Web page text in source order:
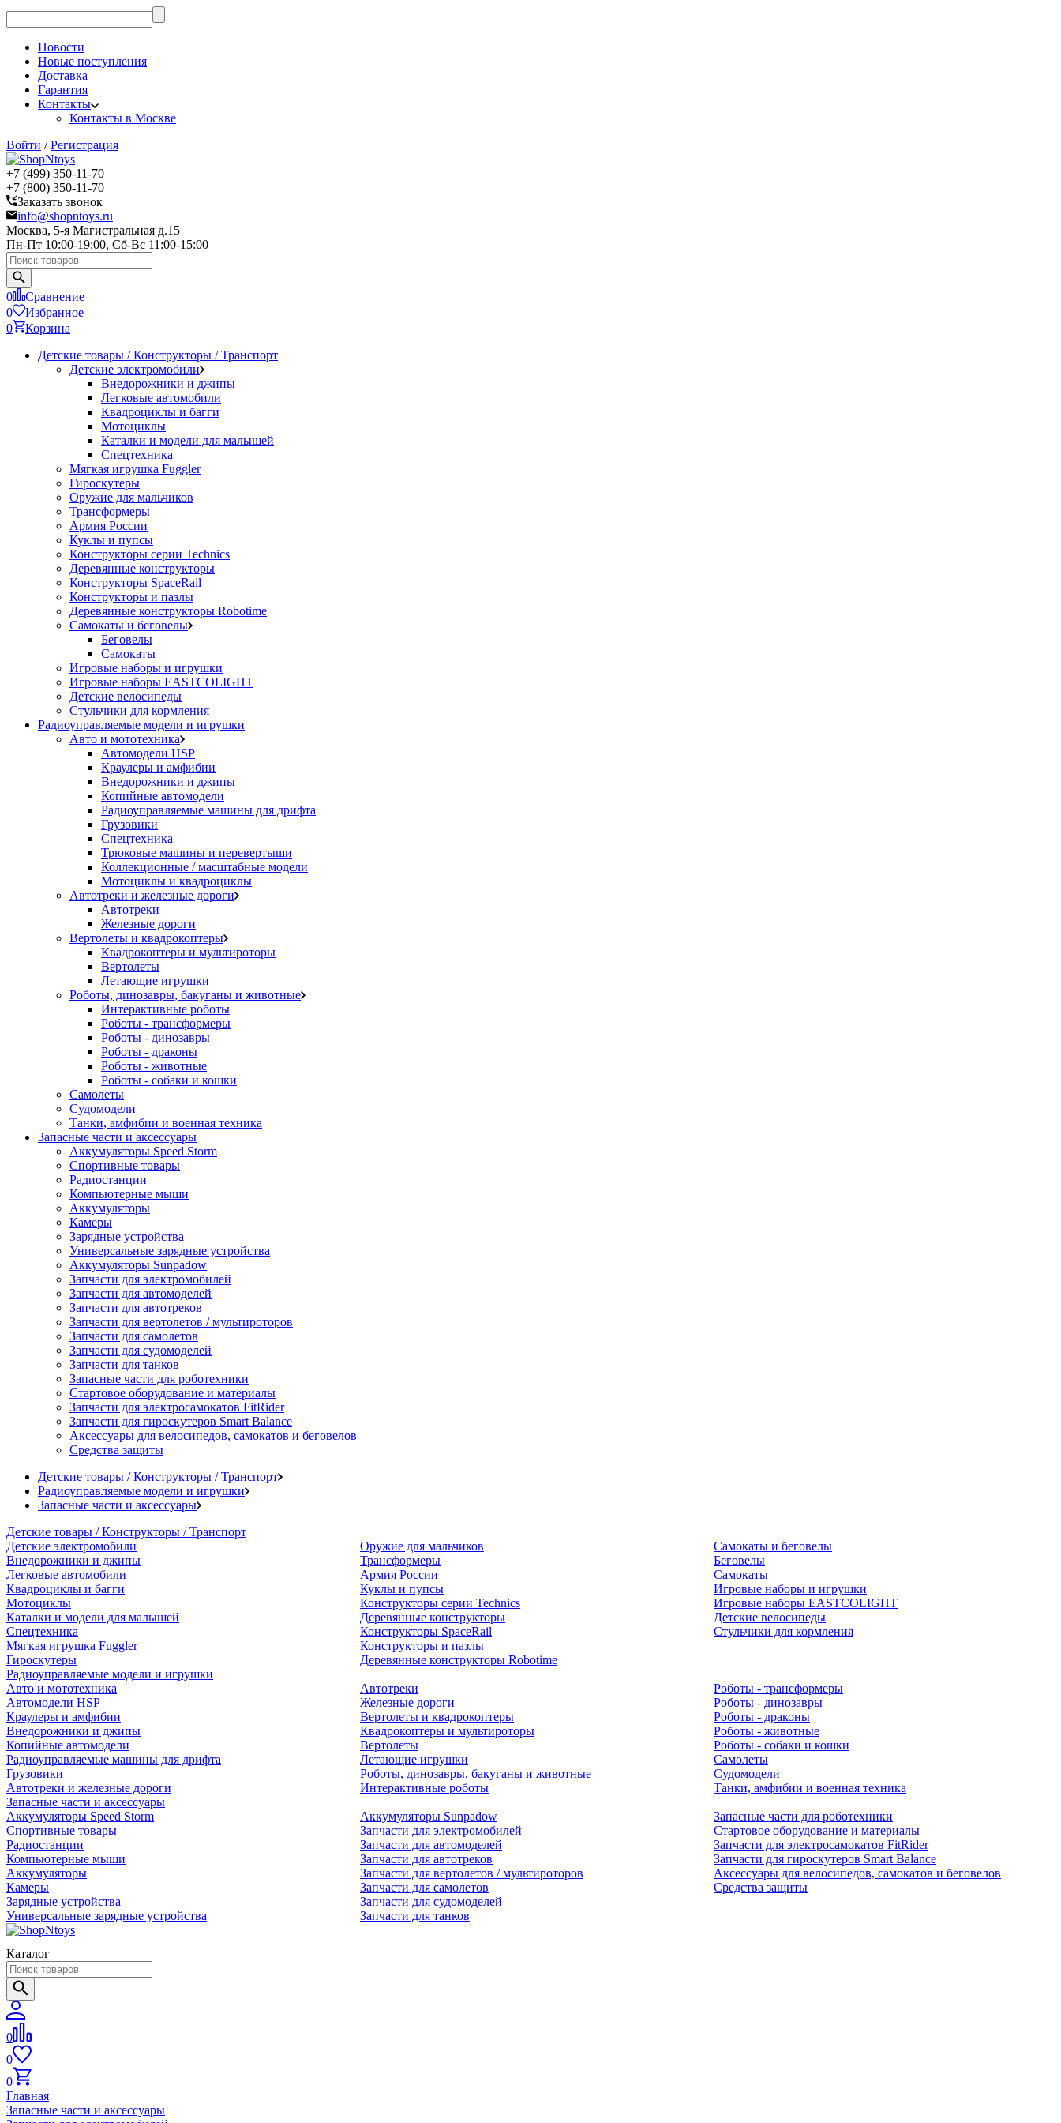
Новости
Новые поступления
Доставка
Гарантия
Контакты
Контакты в Москве
Войти /Регистрация
+7 (499) 350-11-70
+7 (800) 350-11-70
Заказать звонок
info@shopntoys.ru
Москва, 5-я Магистральная д.15
Пн-Пт 10:00-19:00, Сб-Вс 11:00-15:00
0
Сравнение
0
Избранное
0
Корзина
Детские товары / Конструкторы / Транспорт
Детские электромобили
Внедорожники и джипы
Легковые автомобили
Квадроциклы и багги
Мотоциклы
Каталки и модели для малышей
Спецтехника
Мягкая игрушка Fuggler
Гироскутеры
Оружие для мальчиков
Трансформеры
Армия России
Куклы и пупсы
Конструкторы серии Technics
Деревянные конструкторы
Конструкторы SpaceRail
Конструкторы и пазлы
Деревянные конструкторы Robotime
Самокаты и беговелы
Беговелы
Самокаты
Игровые наборы и игрушки
Игровые наборы EASTCOLIGHT
Детские велосипеды
Стульчики для кормления
Радиоуправляемые модели и игрушки
Авто и мототехника
Автомодели HSP
Краулеры и амфибии
Внедорожники и джипы
Копийные автомодели
Радиоуправляемые машины для дрифта
Грузовики
Спецтехника
Трюковые машины и перевертыши
Коллекционные / масштабные модели
Мотоциклы и квадроциклы
Автотреки и железные дороги
Автотреки
Железные дороги
Вертолеты и квадрокоптеры
Квадрокоптеры и мультироторы
Вертолеты
Летающие игрушки
Роботы, динозавры, бакуганы и животные
Интерактивные роботы
Роботы - трансформеры
Роботы - динозавры
Роботы - драконы
Роботы - животные
Роботы - собаки и кошки
Самолеты
Судомодели
Танки, амфибии и военная техника
Запасные части и аксессуары
Аккумуляторы Speed Storm
Спортивные товары
Радиостанции
Компьютерные мыши
Аккумуляторы
Камеры
Зарядные устройства
Универсальные зарядные устройства
Аккумуляторы Sunpadow
Запчасти для электромобилей
Запчасти для автомоделей
Запчасти для автотреков
Запчасти для вертолетов / мультироторов
Запчасти для самолетов
Запчасти для судомоделей
Запчасти для танков
Запасные части для роботехники
Стартовое оборудование и материалы
Запчасти для электросамокатов FitRider
Запчасти для гироскутеров Smart Balance
Аксессуары для велосипедов, самокатов и беговелов
Средства защиты
Детские товары / Конструкторы / Транспорт
Радиоуправляемые модели и игрушки
Запасные части и аксессуары
Детские товары / Конструкторы / Транспорт
Детские электромобили
Внедорожники и джипы
Легковые автомобили
Квадроциклы и багги
Мотоциклы
Каталки и модели для малышей
Спецтехника
Мягкая игрушка Fuggler
Гироскутеры
Оружие для мальчиков
Трансформеры
Армия России
Куклы и пупсы
Конструкторы серии Technics
Деревянные конструкторы
Конструкторы SpaceRail
Конструкторы и пазлы
Деревянные конструкторы Robotime
Самокаты и беговелы
Беговелы
Самокаты
Игровые наборы и игрушки
Игровые наборы EASTCOLIGHT
Детские велосипеды
Стульчики для кормления
Радиоуправляемые модели и игрушки
Авто и мототехника
Автомодели HSP
Краулеры и амфибии
Внедорожники и джипы
Копийные автомодели
Радиоуправляемые машины для дрифта
Грузовики
Автотреки и железные дороги
Автотреки
Железные дороги
Вертолеты и квадрокоптеры
Квадрокоптеры и мультироторы
Вертолеты
Летающие игрушки
Роботы, динозавры, бакуганы и животные
Интерактивные роботы
Роботы - трансформеры
Роботы - динозавры
Роботы - драконы
Роботы - животные
Роботы - собаки и кошки
Самолеты
Судомодели
Танки, амфибии и военная техника
Запасные части и аксессуары
Аккумуляторы Speed Storm
Спортивные товары
Радиостанции
Компьютерные мыши
Аккумуляторы
Камеры
Зарядные устройства
Универсальные зарядные устройства
Аккумуляторы Sunpadow
Запчасти для электромобилей
Запчасти для автомоделей
Запчасти для автотреков
Запчасти для вертолетов / мультироторов
Запчасти для самолетов
Запчасти для судомоделей
Запчасти для танков
Запасные части для роботехники
Стартовое оборудование и материалы
Запчасти для электросамокатов FitRider
Запчасти для гироскутеров Smart Balance
Аксессуары для велосипедов, самокатов и беговелов
Средства защиты
Каталог
0
0
0
Главная
Запасные части и аксессуары